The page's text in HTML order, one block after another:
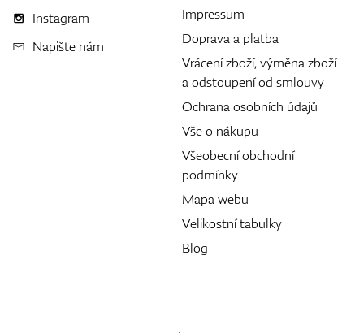
Instagram
Napište nám
Impressum
Doprava a platba
Vrácení zboží, výměna zboží
a odstoupení od smlouvy
Ochrana osobních údajů
Vše o nákupu
Všeobecní obchodní
podmínky
Mapa webu
Velikostní tabulky
Blog